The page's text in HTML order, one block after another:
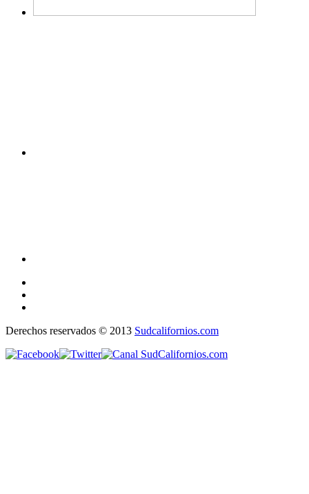
Derechos reservados © 2013 Sudcalifornios.com